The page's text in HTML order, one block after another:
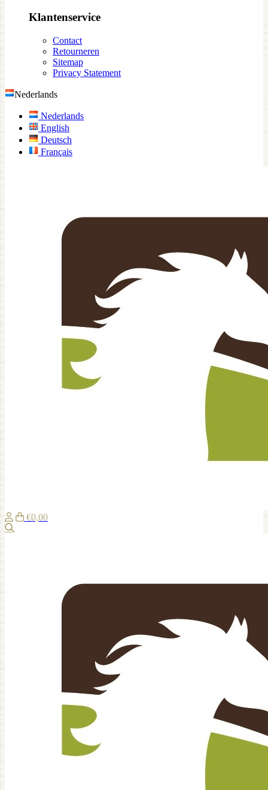
Klantenservice
Contact
Retourneren
Sitemap
Privacy Statement
Nederlands
Nederlands
English
Deutsch
Français
€0,00